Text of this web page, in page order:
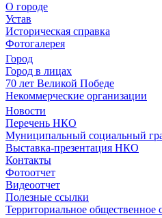
О городе
Устав
Историческая справка
Фотогалерея
Город
Город в лицах
70 лет Великой Победе
Некоммерческие организации
Новости
Перечень НКО
Муниципальный социальный
Выставка-презентация НКО
Контакты
Фотоотчет
Видеоотчет
Полезные ссылки
Территориальное общественное